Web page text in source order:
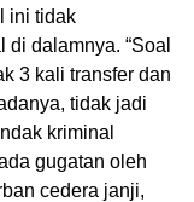
ini tidak
dalamnya. “Soal
3 kali transfer dan
tidak jadi
kriminal
gugatan oleh
cedera janji,